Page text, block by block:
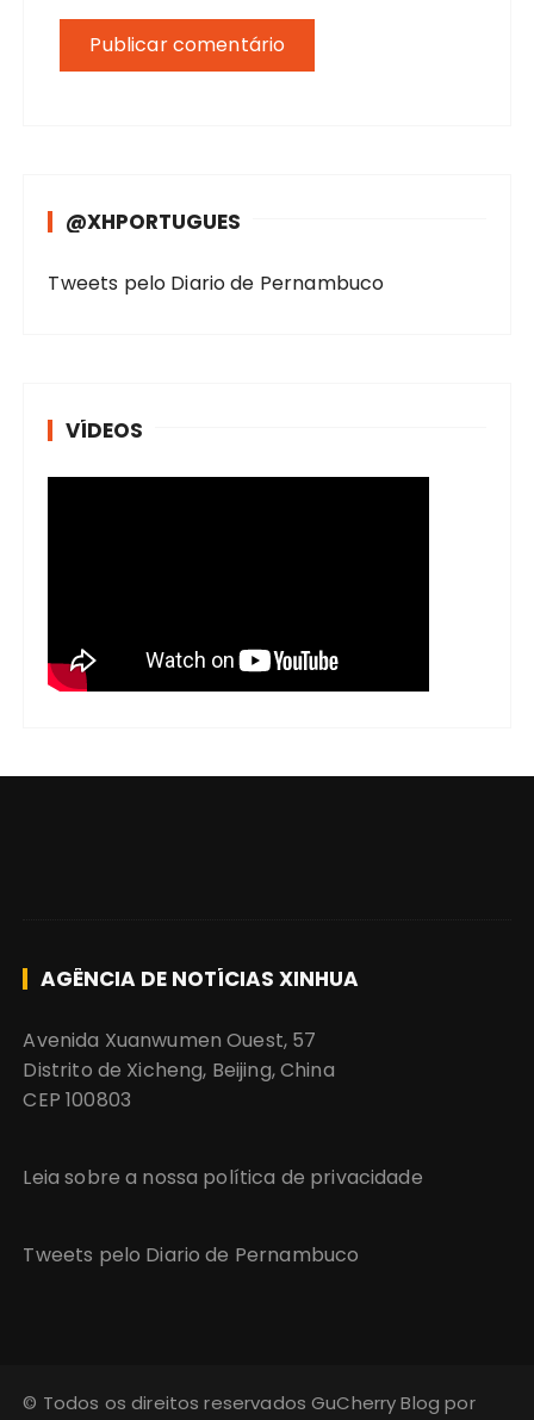
@XHPORTUGUES
Tweets pelo Diario de Pernambuco
VÍDEOS
AGÊNCIA DE NOTÍCIAS XINHUA
Avenida Xuanwumen Ouest, 57
Distrito de Xicheng, Beijing, China
CEP 100803
Leia sobre a nossa política de privacidade
Tweets pelo Diario de Pernambuco
© Todos os direitos reservados GuCherry Blog por